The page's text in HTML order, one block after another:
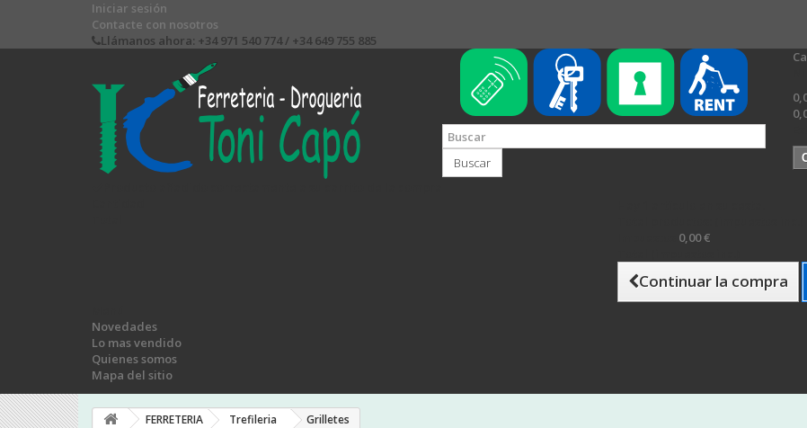
Iniciar sesión
Contacte con nosotros
Llámanos ahora: +34 971 540 774 / +34 649 755 885
Buscar
0,00 €
Continuar la compra
Novedades
Lo mas vendido
Quienes somos
Mapa del sitio
FERRETERIA Trefileria Grilletes